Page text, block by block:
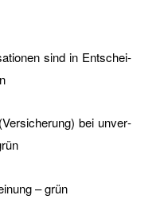
sind in Ent­schei­
bei un­ver­
– grün